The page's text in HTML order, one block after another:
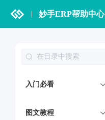
妙手ERP帮助中心
入门必看
图文教程